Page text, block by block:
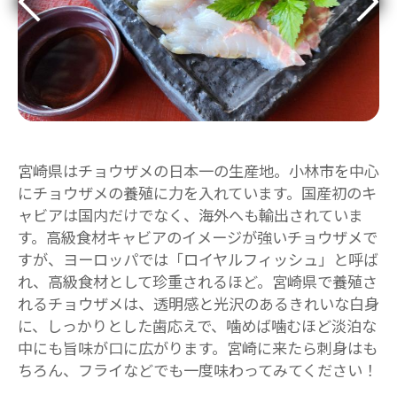
宮崎県はチョウザメの日本一の生産地。小林市を中心
にチョウザメの養殖に力を入れています。国産初のキ
ャビアは国内だけでなく、海外へも輸出されていま
す。高級食材キャビアのイメージが強いチョウザメで
すが、ヨーロッパでは「ロイヤルフィッシュ」と呼ば
れ、高級食材として珍重されるほど。宮崎県で養殖さ
れるチョウザメは、透明感と光沢のあるきれいな白身
に、しっかりとした歯応えで、噛めば噛むほど淡泊な
中にも旨味が口に広がります。宮崎に来たら刺身はも
ちろん、フライなどでも一度味わってみてください！